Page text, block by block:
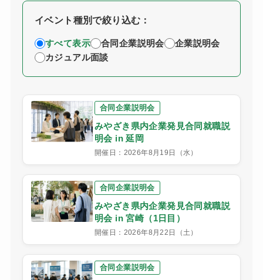
イベント種別で絞り込む：
すべて表示 合同企業説明会
企業説明会
カジュアル面談
合同企業説明会
みやざき県内企業発見合同就職説
明会 in 延岡
開催日：2026年8月19日（水）
合同企業説明会
みやざき県内企業発見合同就職説
明会 in 宮崎（1日目）
開催日：2026年8月22日（土）
合同企業説明会